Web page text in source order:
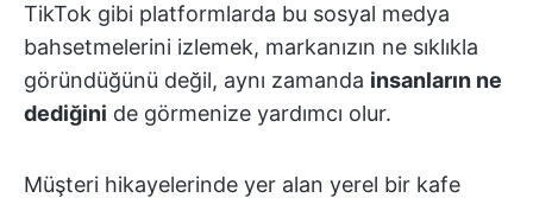
TikTok gibi platformlarda bu sosyal medya
bahsetmelerini izlemek, markanızın ne sıklıkla
göründüğünü değil, aynı zamanda insanların ne
dediğini de görmenize yardımcı olur.
Müşteri hikayelerinde yer alan yerel bir kafe